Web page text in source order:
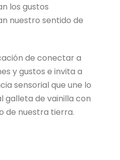
los gustos
nuestro sentido de
de conectar a
y gustos e invita a
sensorial que une lo
galleta de vainilla con
de nuestra tierra.